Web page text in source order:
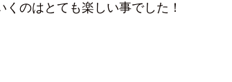
のはとても楽しい事でした！